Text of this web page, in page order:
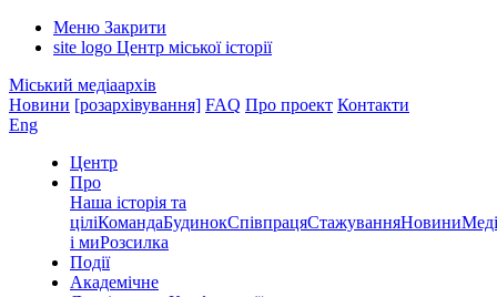
Меню Закрити
site logo Центр міської історії
Міський медіаархів
Новини [розархівування] FAQ Про проект Контакти
Eng
Центр
Про
Наша історія та
ціліКомандаБудинокСпівпрацяСтажуванняНовини
і миРозсилка
Події
Академічне